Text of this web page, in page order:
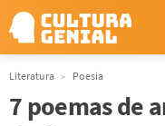
Literatura Poesia
7 poemas de